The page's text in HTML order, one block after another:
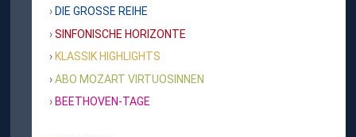
DIE GROSSE REIHE
SINFONISCHE HORIZONTE
KLASSIK HIGHLIGHTS
ABO MOZART VIRTUOSINNEN
BEETHOVEN-TAGE